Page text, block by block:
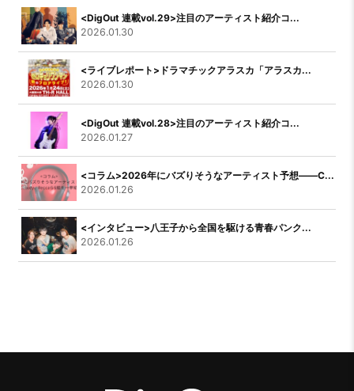
<DigOut 連載vol.29>注目のアーティスト紹介コ...
2026.01.30
<ライブレポート>ドラマチックアラスカ「アラスカ...
2026.01.30
<DigOut 連載vol.28>注目のアーティスト紹介コ...
2026.01.27
<コラム>2026年にバズりそうなアーティスト予想――C...
2026.01.26
<インタビュー>八王子から全国を駆ける青春パンク...
2026.01.26